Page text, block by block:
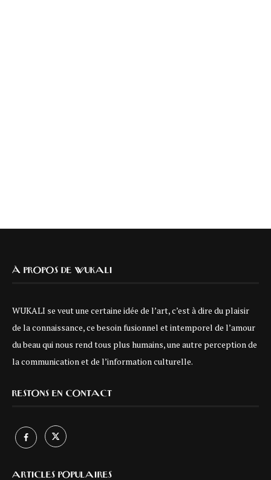
À PROPOS DE WUKALI
WUKALI se veut une certaine idée de l’art, c’est à dire du plaisir
de la connaissance, ce besoin fusionnel et intemporel de l’amour
du beau qui nous rend tous plus humains, une autre perception de
la communication et de l’information culturelle.
RESTONS EN CONTACT
ARTICLES POPULAIRES